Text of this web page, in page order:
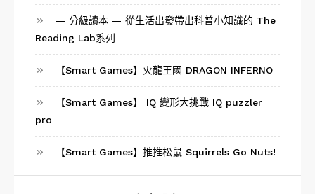
— 分級讀本 — 從生活出發帶出科普小知識的 The
Reading Lab系列
【Smart Games】火龍王國 DRAGON INFERNO
【Smart Games】 IQ 變形大挑戰 IQ puzzler
pro
【Smart Games】推推松鼠 Squirrels Go Nuts!